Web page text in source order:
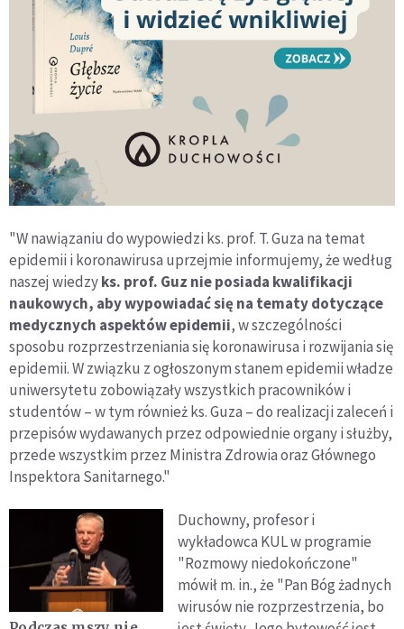
"W nawiązaniu do wypowiedzi ks. prof. T. Guza na temat
epidemii i koronawirusa uprzejmie informujemy, że według
naszej wiedzyks. prof. Guz nie posiada kwalifikacji
naukowych, aby wypowiadać się na tematy dotyczące
medycznych aspektów epidemii, w szczególności
sposobu rozprzestrzeniania się koronawirusa i rozwijania się
epidemii. W związku z ogłoszonym stanem epidemii władze
uniwersytetu zobowiązały wszystkich pracowników i
studentów – w tym również ks. Guza – do realizacji zaleceń i
przepisów wydawanych przez odpowiednie organy i służby,
przede wszystkim przez Ministra Zdrowia oraz Głównego
Inspektora Sanitarnego."
Duchowny, profesor i
wykładowca KUL w programie
"Rozmowy niedokończone"
mówił m. in., że "Pan Bóg żadnych
wirusów nie rozprzestrzenia, bo